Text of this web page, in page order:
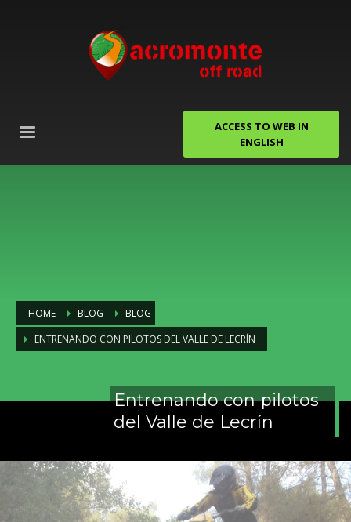
ACCESS TO WEB IN
ENGLISH
HOME BLOG
BLOG
ENTRENANDO CON PILOTOS DEL VALLE DE LECRÍN
Entrenando con pilotos
del Valle de Lecrín
despedidas
de